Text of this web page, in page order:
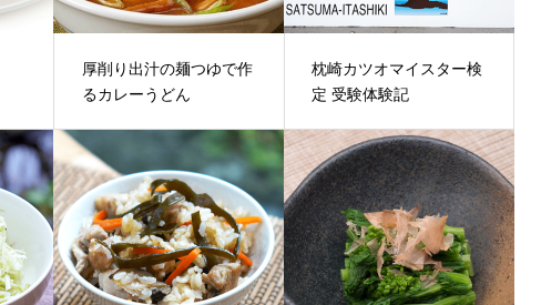
厚削り出汁の麺つゆで作
るカレーうどん
枕崎カツオマイスター検
定 受験体験記